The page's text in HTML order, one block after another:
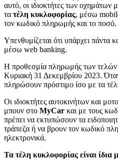
αυτό, οι ιδιοκτήτες των
τα τέλη κυκλοφορίας, μέσω
τον κωδικό πληρωμής και το ποσό.
Υπενθυμίζεται ότι υπάρχει πάντα
μέσω web banking.
Η προθεσμία πληρωμής των τελών
Κυριακή 31 Δεκεμβρίου 2023.
πληρώσουν πρόστιμο ίσο με τα
Οι ιδιοκτήτες αυτοκινήτων και
μπουν στο MyCar και με τους
πρέπει να εκτυπώσουν τα
τράπεζα ή να βρουν τον κωδικό
ηλεκτρονικά.
Τα τέλη κυκλοφορίας είναι ίδια